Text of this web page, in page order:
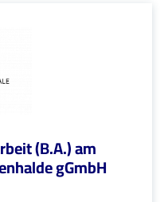
(B.A.) am
gGmbH